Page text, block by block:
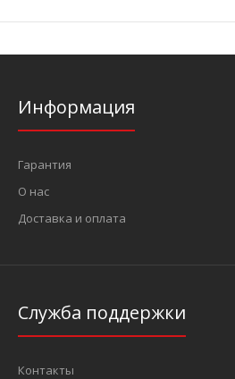
Информация
Гарантия
О нас
Доставка и оплата
Служба поддержки
Контакты